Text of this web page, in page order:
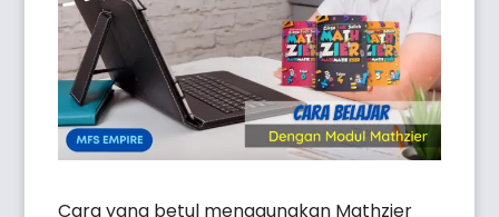
Cara yang betul menggunakan Mathzier